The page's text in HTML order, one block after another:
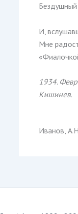
Бездушный
И,
Мне
1934.
Кишинев.
Иванов,